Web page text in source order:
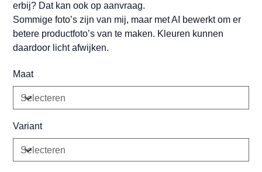
erbij? Dat kan ook op aanvraag.
Sommige foto’s zijn van mij, maar met AI bewerkt om er
betere productfoto’s van te maken. Kleuren kunnen
daardoor licht afwijken.
Maat
Variant